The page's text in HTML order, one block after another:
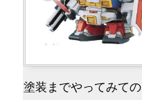
塗装までやってみて